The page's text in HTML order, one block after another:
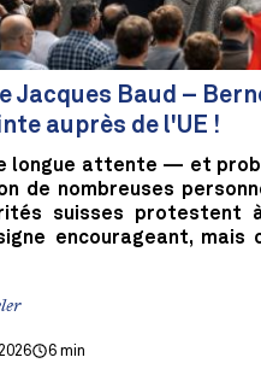
Jacques Baud –
auprès de l'UE !
longue attente — et
de nombreuses
suisses protestent
encourageant, mais
6 min